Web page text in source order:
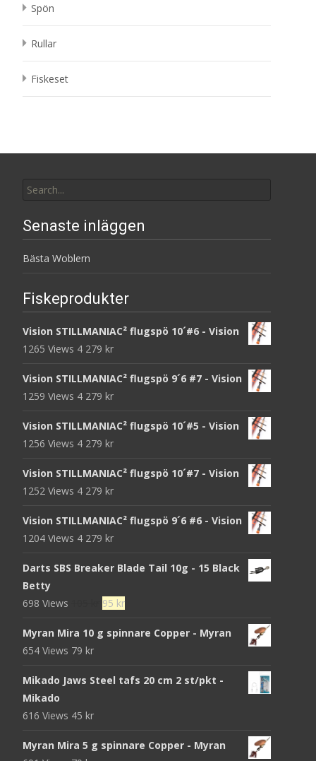
Spön
Rullar
Fiskeset
for:
Senaste inläggen
Bästa Woblern
Fiskeprodukter
Vision STILLMANIAC² flugspö 10´#6 - Vision
1265 Views 4 279 kr
Vision STILLMANIAC² flugspö 9´6 #7 - Vision
1259 Views 4 279 kr
Vision STILLMANIAC² flugspö 10´#5 - Vision
1256 Views 4 279 kr
Vision STILLMANIAC² flugspö 10´#7 - Vision
1252 Views 4 279 kr
Vision STILLMANIAC² flugspö 9´6 #6 - Vision
1204 Views 4 279 kr
Darts SBS Breaker Blade Tail 10g - 15 Black
Betty
698 Views
Det
priset
95 krDet
priset
Myran Mira 10 g spinnare Copper - Myran
654 Views 79 kr
Mikado Jaws Steel tafs 20 cm 2 st/pkt -
Mikado
616 Views 45 kr
Myran Mira 5 g spinnare Copper - Myran